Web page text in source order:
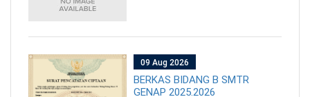
09 Aug 2026
BERKAS BIDANG B SMTR
GENAP 2025.2026